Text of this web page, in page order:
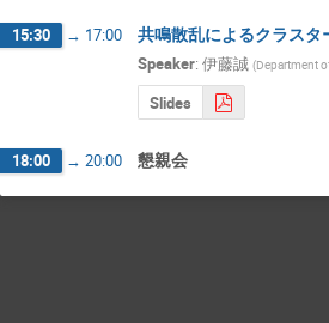
15:30 → 17:00 共鳴散乱によるクラスタ
Speaker: 伊藤誠 (Department
Slides
18:00 → 20:00 懇親会